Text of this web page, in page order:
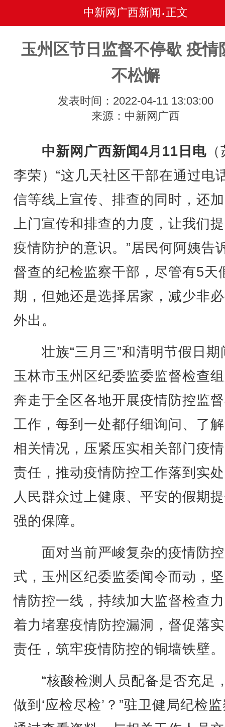
中新网广西新闻 • 正文
玉州区节日监督不停歇 疫情
不松懈
发表时间：2022-04-11 13:03:00
来源：中新网广西
中新网广西新闻4月11日电
李荣）“这几天社区干部在通过电
信等线上宣传、排查的同时，还
上门宣传和排查的力度，让我们
疫情防护的意识。”居民何阿姨告
督查的纪检监察干部，尽管有5天
期，但她还是选择居家，减少非
外出。
壮族“三月三”和清明节假日期
玉林市玉州区纪委监委监督检查
奔走于全区各地开展疫情防控监
工作，每到一处都仔细询问、了
相关情况，压紧压实相关部门疫
责任，推动疫情防控工作落到实
人民群众过上健康、平安的假期
强的保障。
面对当前严峻复杂的疫情防
式，玉州区纪委监委闻令而动，
情防控一线，持续加大监督检查
着力堵塞疫情防控漏洞，督促落
责任，筑牢疫情防控的铜墙铁壁。
“核酸检测人员配备是否充足
做到‘应检尽检’？”驻卫健局纪检